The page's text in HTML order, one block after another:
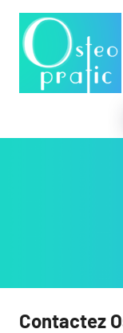
Aller
contenu
Contactez